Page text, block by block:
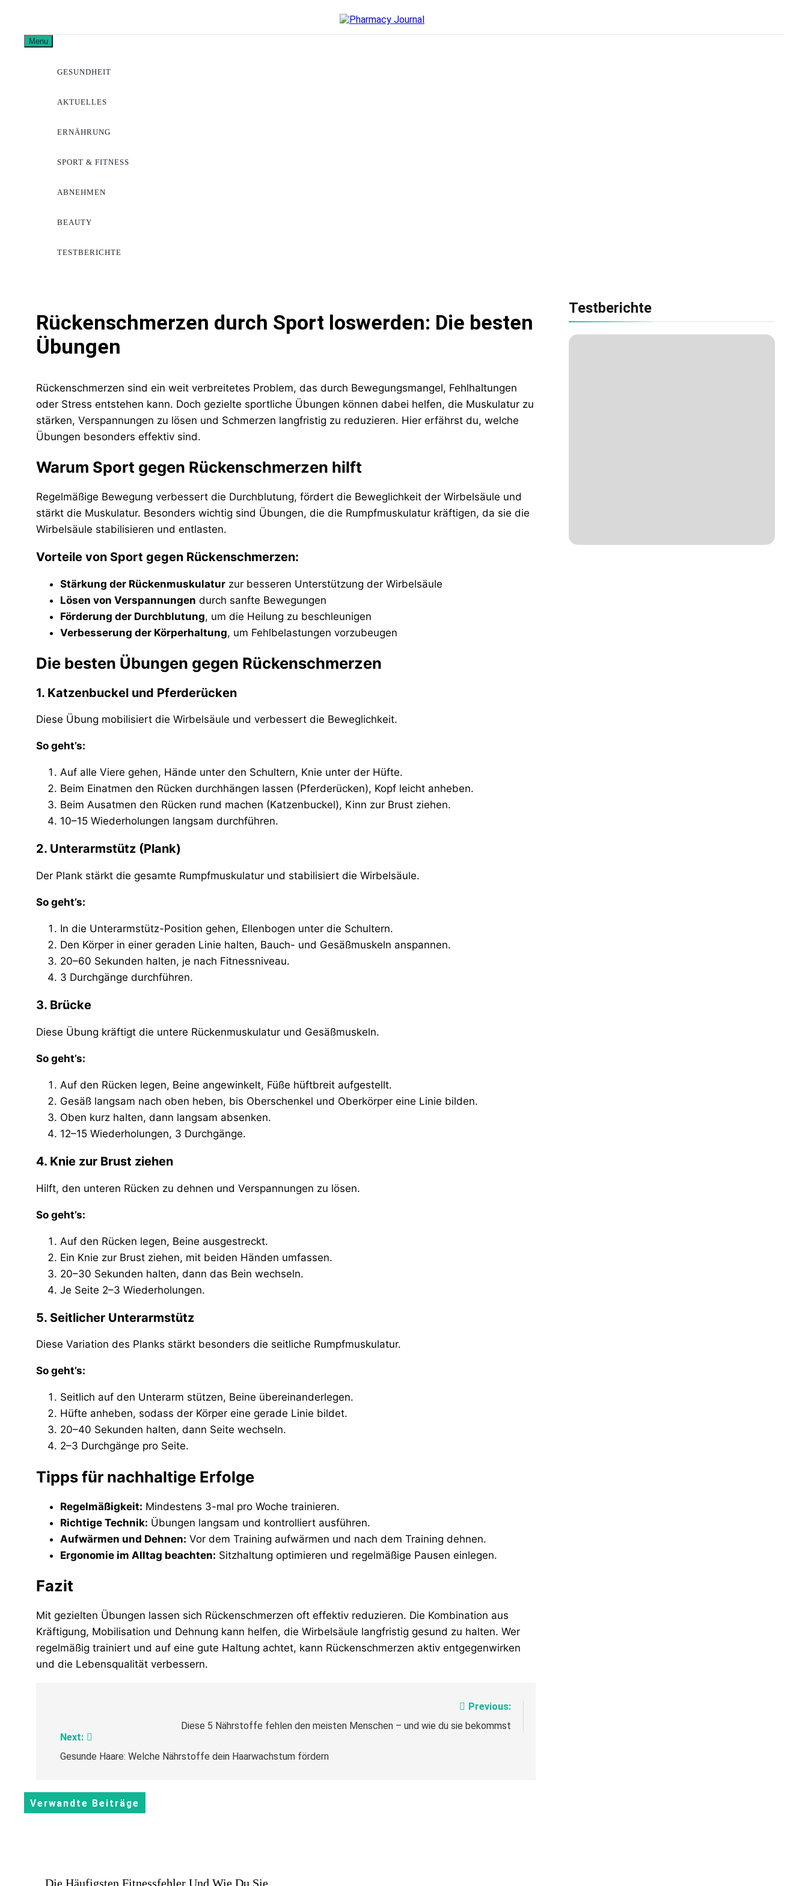
content
Pharmacy Journal
Menu
GESUNDHEIT
AKTUELLES
ERNÄHRUNG
SPORT & FITNESS
ABNEHMEN
BEAUTY
TESTBERICHTE
Rückenschmerzen durch Sport loswerden: Die besten
Übungen
Rückenschmerzen sind ein weit verbreitetes Problem, das durch Bewegungsmangel, Fehlhaltungen
oder Stress entstehen kann. Doch gezielte sportliche Übungen können dabei helfen, die Muskulatur zu
stärken, Verspannungen zu lösen und Schmerzen langfristig zu reduzieren. Hier erfährst du, welche
Übungen besonders effektiv sind.
Warum Sport gegen Rückenschmerzen hilft
Regelmäßige Bewegung verbessert die Durchblutung, fördert die Beweglichkeit der Wirbelsäule und
stärkt die Muskulatur. Besonders wichtig sind Übungen, die die Rumpfmuskulatur kräftigen, da sie die
Wirbelsäule stabilisieren und entlasten.
Vorteile von Sport gegen Rückenschmerzen:
Stärkung der Rückenmuskulatur zur besseren Unterstützung der Wirbelsäule
Lösen von Verspannungen durch sanfte Bewegungen
Förderung der Durchblutung, um die Heilung zu beschleunigen
Verbesserung der Körperhaltung, um Fehlbelastungen vorzubeugen
Die besten Übungen gegen Rückenschmerzen
1. Katzenbuckel und Pferderücken
Diese Übung mobilisiert die Wirbelsäule und verbessert die Beweglichkeit.
So geht’s:
Auf alle Viere gehen, Hände unter den Schultern, Knie unter der Hüfte.
Beim Einatmen den Rücken durchhängen lassen (Pferderücken), Kopf leicht anheben.
Beim Ausatmen den Rücken rund machen (Katzenbuckel), Kinn zur Brust ziehen.
10–15 Wiederholungen langsam durchführen.
2. Unterarmstütz (Plank)
Der Plank stärkt die gesamte Rumpfmuskulatur und stabilisiert die Wirbelsäule.
So geht’s:
In die Unterarmstütz-Position gehen, Ellenbogen unter die Schultern.
Den Körper in einer geraden Linie halten, Bauch- und Gesäßmuskeln anspannen.
20–60 Sekunden halten, je nach Fitnessniveau.
3 Durchgänge durchführen.
3. Brücke
Diese Übung kräftigt die untere Rückenmuskulatur und Gesäßmuskeln.
So geht’s:
Auf den Rücken legen, Beine angewinkelt, Füße hüftbreit aufgestellt.
Gesäß langsam nach oben heben, bis Oberschenkel und Oberkörper eine Linie bilden.
Oben kurz halten, dann langsam absenken.
12–15 Wiederholungen, 3 Durchgänge.
4. Knie zur Brust ziehen
Hilft, den unteren Rücken zu dehnen und Verspannungen zu lösen.
So geht’s:
Auf den Rücken legen, Beine ausgestreckt.
Ein Knie zur Brust ziehen, mit beiden Händen umfassen.
20–30 Sekunden halten, dann das Bein wechseln.
Je Seite 2–3 Wiederholungen.
5. Seitlicher Unterarmstütz
Diese Variation des Planks stärkt besonders die seitliche Rumpfmuskulatur.
So geht’s:
Seitlich auf den Unterarm stützen, Beine übereinanderlegen.
Hüfte anheben, sodass der Körper eine gerade Linie bildet.
20–40 Sekunden halten, dann Seite wechseln.
2–3 Durchgänge pro Seite.
Tipps für nachhaltige Erfolge
Regelmäßigkeit: Mindestens 3-mal pro Woche trainieren.
Richtige Technik: Übungen langsam und kontrolliert ausführen.
Aufwärmen und Dehnen: Vor dem Training aufwärmen und nach dem Training dehnen.
Ergonomie im Alltag beachten: Sitzhaltung optimieren und regelmäßige Pausen einlegen.
Fazit
Mit gezielten Übungen lassen sich Rückenschmerzen oft effektiv reduzieren. Die Kombination aus
Kräftigung, Mobilisation und Dehnung kann helfen, die Wirbelsäule langfristig gesund zu halten. Wer
regelmäßig trainiert und auf eine gute Haltung achtet, kann Rückenschmerzen aktiv entgegenwirken
und die Lebensqualität verbessern.
Previous:
Diese 5 Nährstoffe fehlen den meisten Menschen – und wie du sie bekommst
Next:
Gesunde Haare: Welche Nährstoffe dein Haarwachstum fördern
Verwandte Beiträge
Die Häufigsten Fitnessfehler Und Wie Du Sie
Testberichte